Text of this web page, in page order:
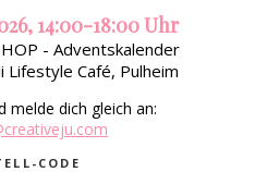
14:00-18:00 Uhr
- Adventskalender
Lifestyle Café, Pulheim
melde dich gleich an:
CODE